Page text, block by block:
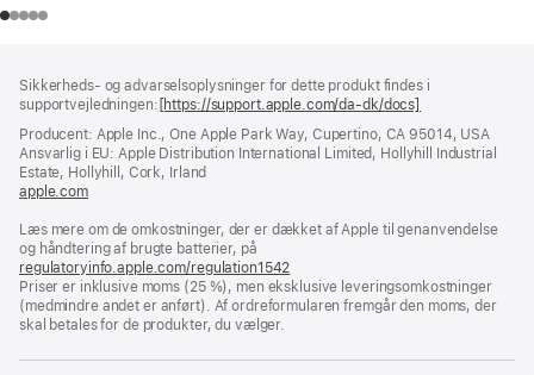
Sikkerheds- og advarselsoplysninger for dette produkt findes i
supportvejledningen: [https://support.apple.com/da-dk/docs]
et
nyt
Producent: Apple Inc., One Apple Park Way, Cupertino, CA 95014, USA
Ansvarlig i EU: Apple Distribution International Limited, Hollyhill Industrial
Estate, Hollyhill, Cork, Irland
apple.com(åbner
et
nyt
vindue)
Læs mere om de omkostninger, der er dækket af Apple til genanvendelse
og håndtering af brugte batterier, på
regulatoryinfo.apple.com/regulation1542
i
et
Priser er inklusive moms (25 %), men eksklusive leveringsomkostninger
(medmindre andet er anført). Af ordreformularen fremgår den moms, der
skal betales for de produkter, du vælger.